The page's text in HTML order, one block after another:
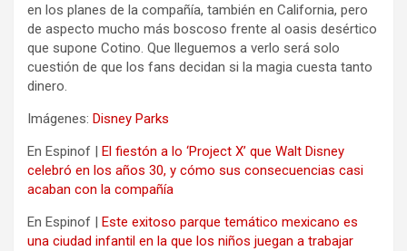
en los planes de la compañía, también en California, pero
de aspecto mucho más boscoso frente al oasis desértico
que supone Cotino. Que lleguemos a verlo será solo
cuestión de que los fans decidan si la magia cuesta tanto
dinero.
Imágenes: Disney Parks
En Espinof | El fiestón a lo ‘Project X’ que Walt Disney
celebró en los años 30, y cómo sus consecuencias casi
acaban con la compañía
En Espinof | Este exitoso parque temático mexicano es
una ciudad infantil en la que los niños juegan a trabajar